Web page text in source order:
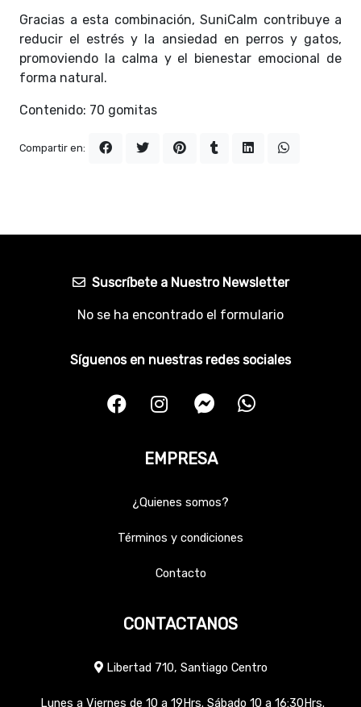
Gracias a esta combinación, SuniCalm contribuye a
reducir el estrés y la ansiedad en perros y gatos,
promoviendo la calma y el bienestar emocional de
forma natural.
Contenido: 70 gomitas
Compartir en:
Suscríbete a Nuestro Newsletter
No se ha encontrado el formulario
Síguenos en nuestras redes sociales
EMPRESA
¿Quienes somos?
Términos y condiciones
Contacto
CONTACTANOS
Libertad 710, Santiago Centro
Lunes a Viernes de 10 a 19Hrs. Sábado 10 a 16:30Hrs.